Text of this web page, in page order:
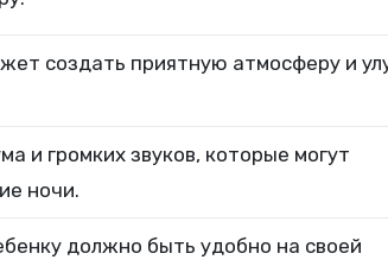
создать приятную атмосферу и
и громких звуков, которые могут
ночи.
должно быть удобно на своей